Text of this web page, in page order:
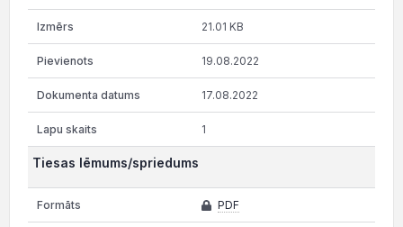
21.01 KB
19.08.2022
17.08.2022
1
Tiesas lēmums/spriedums
PDF